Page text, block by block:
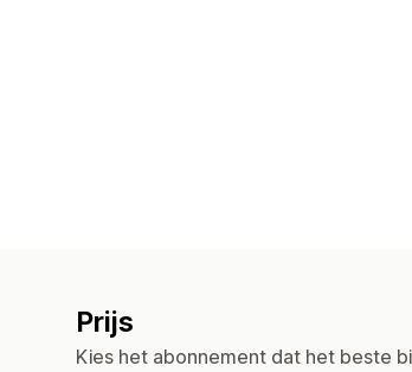
Prijs
Kies het abonnement dat het beste